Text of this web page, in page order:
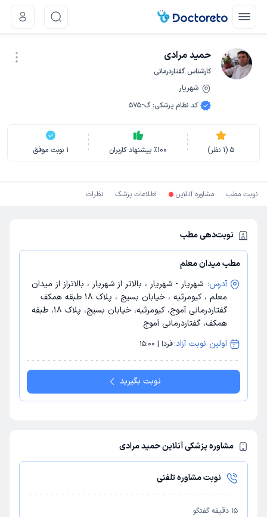
حمید مرادی
کارشناس گفتاردرمانی
شهریار
کد نظام پزشکی:گ-575
5
(
1 نظر) ٪100 پیشنهاد کاربران 1 نوبت موفق
نوبت مطب مشاوره آنلاین اطلاعات پزشک نظرات
نوبت‌دهی مطب
مطب میدان معلم
آدرس: شهریار - شهریار ، بالاتر از شهریار ، بالاتراز از میدان
معلم ، کیومرثیه ، خیابان بسیج ، پلاک 18 طبقه همکف
گفتاردرمانی آموج، کیومرثیه، خیابان بسیج، پلاک 18، طبقه
همکف، گفتاردرمانی آموج
اولین نوبت آزاد:فردا | 15:00
نوبت بگیرید
مشاوره پزشکی آنلاین حمید مرادی
نوبت مشاوره تلفنی
15 دقیقه گفتگو